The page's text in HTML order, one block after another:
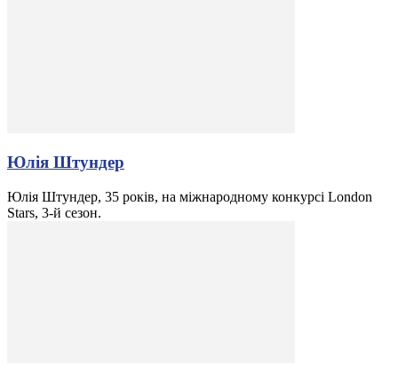
Юлія Штундер
Юлія Штундер, 35 років, на міжнародному конкурсі London
Stars, 3-й сезон.